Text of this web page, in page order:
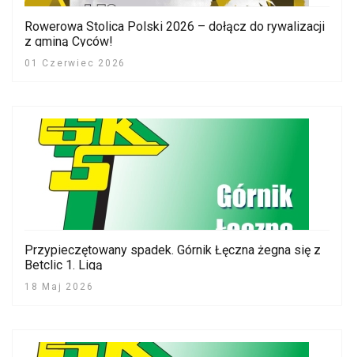
Rowerowa Stolica Polski 2026 – dołącz do rywalizacji
z gminą Cyców!
01 Czerwiec 2026
Przypieczętowany spadek. Górnik Łęczna żegna się z
Betclic 1. Ligą
18 Maj 2026